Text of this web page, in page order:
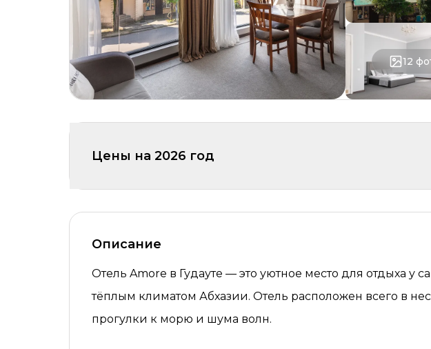
12
Цены на 2026 год
Описание
Отель Amore в Гудауте — это уютное место для отдыха
тёплым климатом Абхазии. Отель расположен всего в
прогулки к морю и шума волн.